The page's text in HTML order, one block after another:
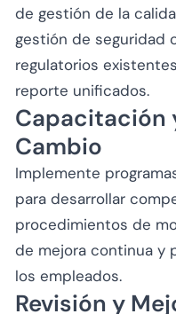
de gestión de la
gestión de seguridad
regulatorios
reporte unificados.
Capacitación
Cambio
Implemente
para desarrollar
procedimientos de
de mejora continua y
los empleados.
Revisión y